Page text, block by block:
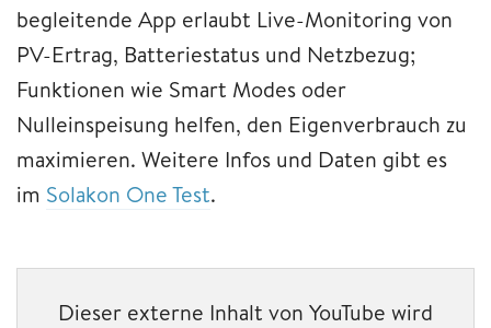
begleitende App erlaubt Live-Monitoring von
PV-Ertrag, Batteriestatus und Netzbezug;
Funktionen wie Smart Modes oder
Nulleinspeisung helfen, den Eigenverbrauch zu
maximieren. Weitere Infos und Daten gibt es
im Solakon One Test.
Dieser externe Inhalt von YouTube wird